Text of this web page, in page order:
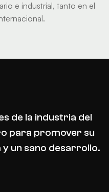
e industrial, tanto en el
de la industria del
para promover su
un sano desarrollo.